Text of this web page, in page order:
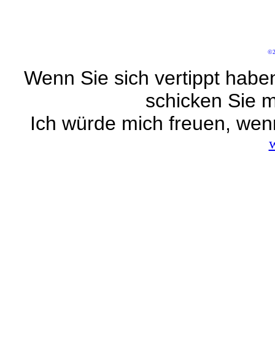
Wenn Sie sich vertippt
schicken Sie
Ich würde mich freuen,